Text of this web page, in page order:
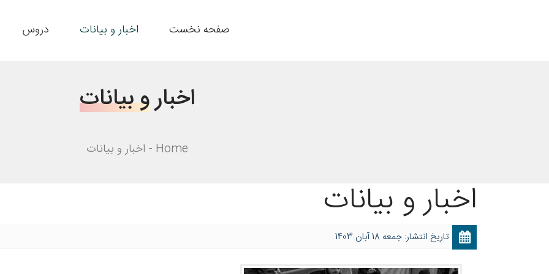
صفحه نخست اخبار و بیانات دروس
اخبارو بیانات
Home اخبار و بیانات
اخبار و بیانات
تاریخ انتشار: جمعه 18 آبان 1403